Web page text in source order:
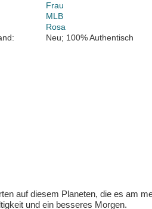
Frau
MLB
Rosa
Neu; 100% Authentisch
auf diesem Planeten, die es am
und ein besseres Morgen.